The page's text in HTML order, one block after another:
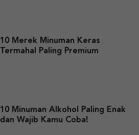
10 Merek Minuman Keras
Termahal Paling Premium
10 Minuman Alkohol Paling Enak
dan Wajib Kamu Coba!